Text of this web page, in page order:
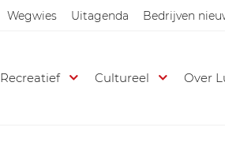
Wegwies Uitagenda Bedrijven
Recreatief Cultureel Over